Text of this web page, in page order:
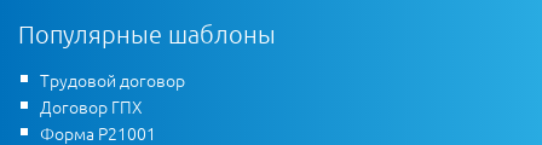
Популярные шаблоны
Трудовой договор
Договор ГПХ
Форма Р21001